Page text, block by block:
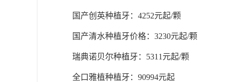
国产创英种植牙：4252元起/颗
国产清水种植牙价格：3230元起/颗
瑞典诺贝尔种植牙：5311元起/颗
全口雅植种植牙：90994元起